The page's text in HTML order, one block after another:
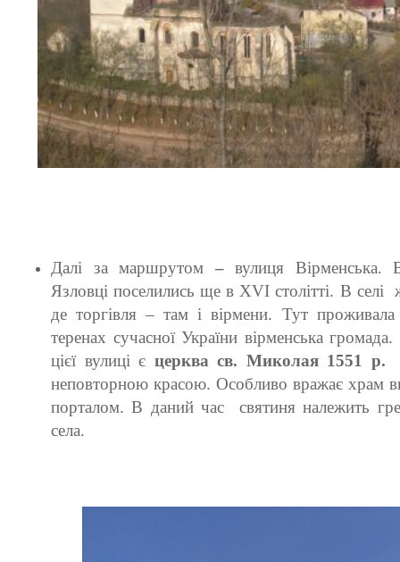
Далі за маршрутом –вулиця Вірменська.
Язловці поселились ще в ХVI столітті. В селі
де торгівля – там і вірмени. Тут
теренах сучасної України вірменська
цієї вулиці є церква св. Миколая 1551
неповторною красою. Особливо вражає храм
порталом. В даний час святиня належить
села.